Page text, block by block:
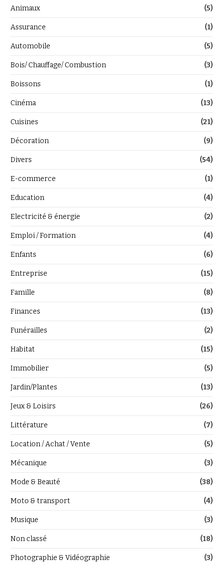
Animaux (5)
Assurance (1)
Automobile (5)
Bois/ Chauffage/ Combustion (3)
Boissons (1)
Cinéma (13)
Cuisines (21)
Décoration (9)
Divers (54)
E-commerce (1)
Education (4)
Electricité & énergie (2)
Emploi / Formation (4)
Enfants (6)
Entreprise (15)
Famille (8)
Finances (13)
Funérailles (2)
Habitat (15)
Immobilier (5)
Jardin/Plantes (13)
Jeux & Loisirs (26)
Littérature (7)
Location / Achat / Vente (5)
Mécanique (3)
Mode & Beauté (38)
Moto & transport (4)
Musique (3)
Non classé (18)
Photographie & Vidéographie (3)